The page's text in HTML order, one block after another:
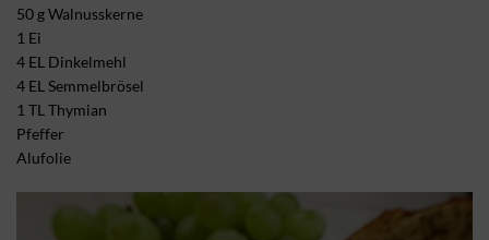
50 g Walnusskerne
1 Ei
4 EL Dinkelmehl
4 EL Semmelbrösel
1 TL Thymian
Pfeffer
Alufolie